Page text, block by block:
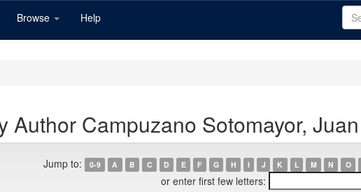
Browse Help
Author Campuzano Sotomayor,
Jump to: 0-9 A B C D E F G H I J K L M N O
or enter first few letters: